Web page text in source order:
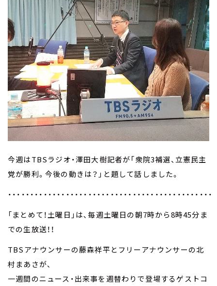
今週はTBSラジオ・澤田大樹記者が「衆院3補選、立憲民主
党が勝利。今後の動きは？」と題して話しました。
・・・・・・・・・・・・・・・・・・・・・・・・・・・・・・・・・・・・・・・・・・・・・・
「まとめて！土曜日」は、毎週土曜日の朝7時から8時45分ま
での生放送！！
TBSアナウンサーの藤森祥平とフリーアナウンサーの北
村まあさが、
一週間のニュース・出来事を週替わりで登場するゲストコ